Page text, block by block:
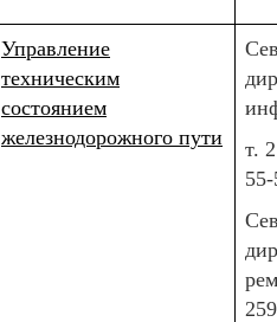
Управление
техническим
состоянием
железнодорожного пути
т.